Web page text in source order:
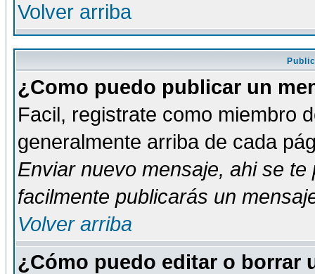
Volver arriba
¿Como puedo publicar un
Facil, registrate como miembro
generalmente arriba de cada
Enviar nuevo mensaje, ahi se te
facilmente publicarás un
Volver arriba
¿Cómo puedo editar o borrar